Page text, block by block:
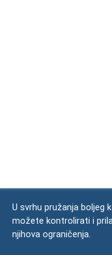
U svrhu pružanja boljeg
možete kontrolirati i
njihova ograničenja.